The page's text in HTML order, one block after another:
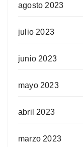
agosto 2023
julio 2023
junio 2023
mayo 2023
abril 2023
marzo 2023